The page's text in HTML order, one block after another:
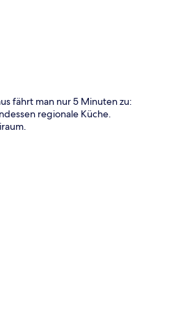
fährt man nur 5 Minuten zu:
regionale Küche.